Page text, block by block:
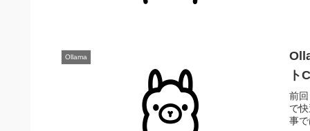
Ollama
ト
前
で
事